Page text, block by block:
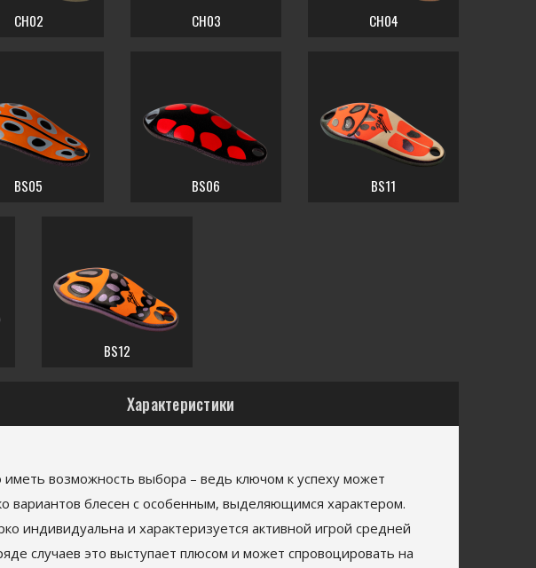
CH02 CH03 CH04
BS05 BS06 BS11
BS12
Характеристики
возможность выбора – ведь ключом к успеху может
вариантов блесен с особенным, выделяющимся характером.
индивидуальна и характеризуется активной игрой средней
случаев это выступает плюсом и может спровоцировать на